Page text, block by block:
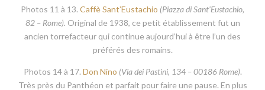
Photos 11 à 13. Caffè Sant’Eustachio (Piazza di Sant’Eustachio,
82 – Rome). Original de 1938, ce petit établissement fut un
ancien torrefacteur qui continue aujourd’hui à être l’un des
préférés des romains.
Photos 14 à 17. Don Nino (Via dei Pastini, 134 – 00186 Rome).
Très près du Panthéon et parfait pour faire une pause. En plus